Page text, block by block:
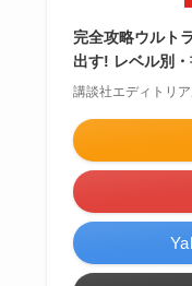
完全攻略ウルト
出す! レベル別
講談社エディトリ